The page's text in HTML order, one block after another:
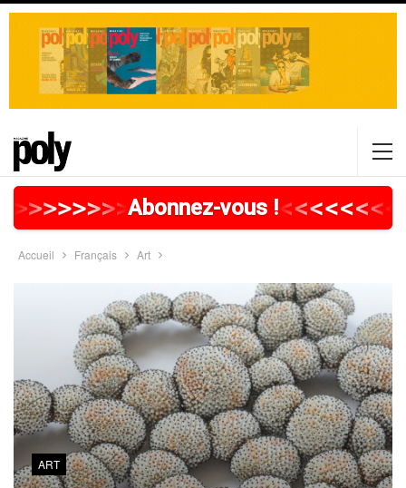
>>>>>>>>>>>>>>>>>
Abonnez-vous !<<<<<<<<
Accueil Français Art
ART